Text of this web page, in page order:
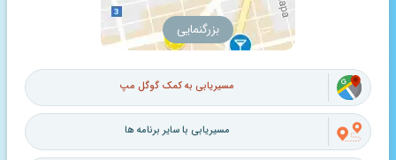
بزرگنمایی
مسیریابی به کمک گوگل مپ
مسیریابی با سایر برنامه ها